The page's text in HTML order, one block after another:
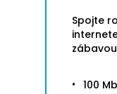
Spojte
100